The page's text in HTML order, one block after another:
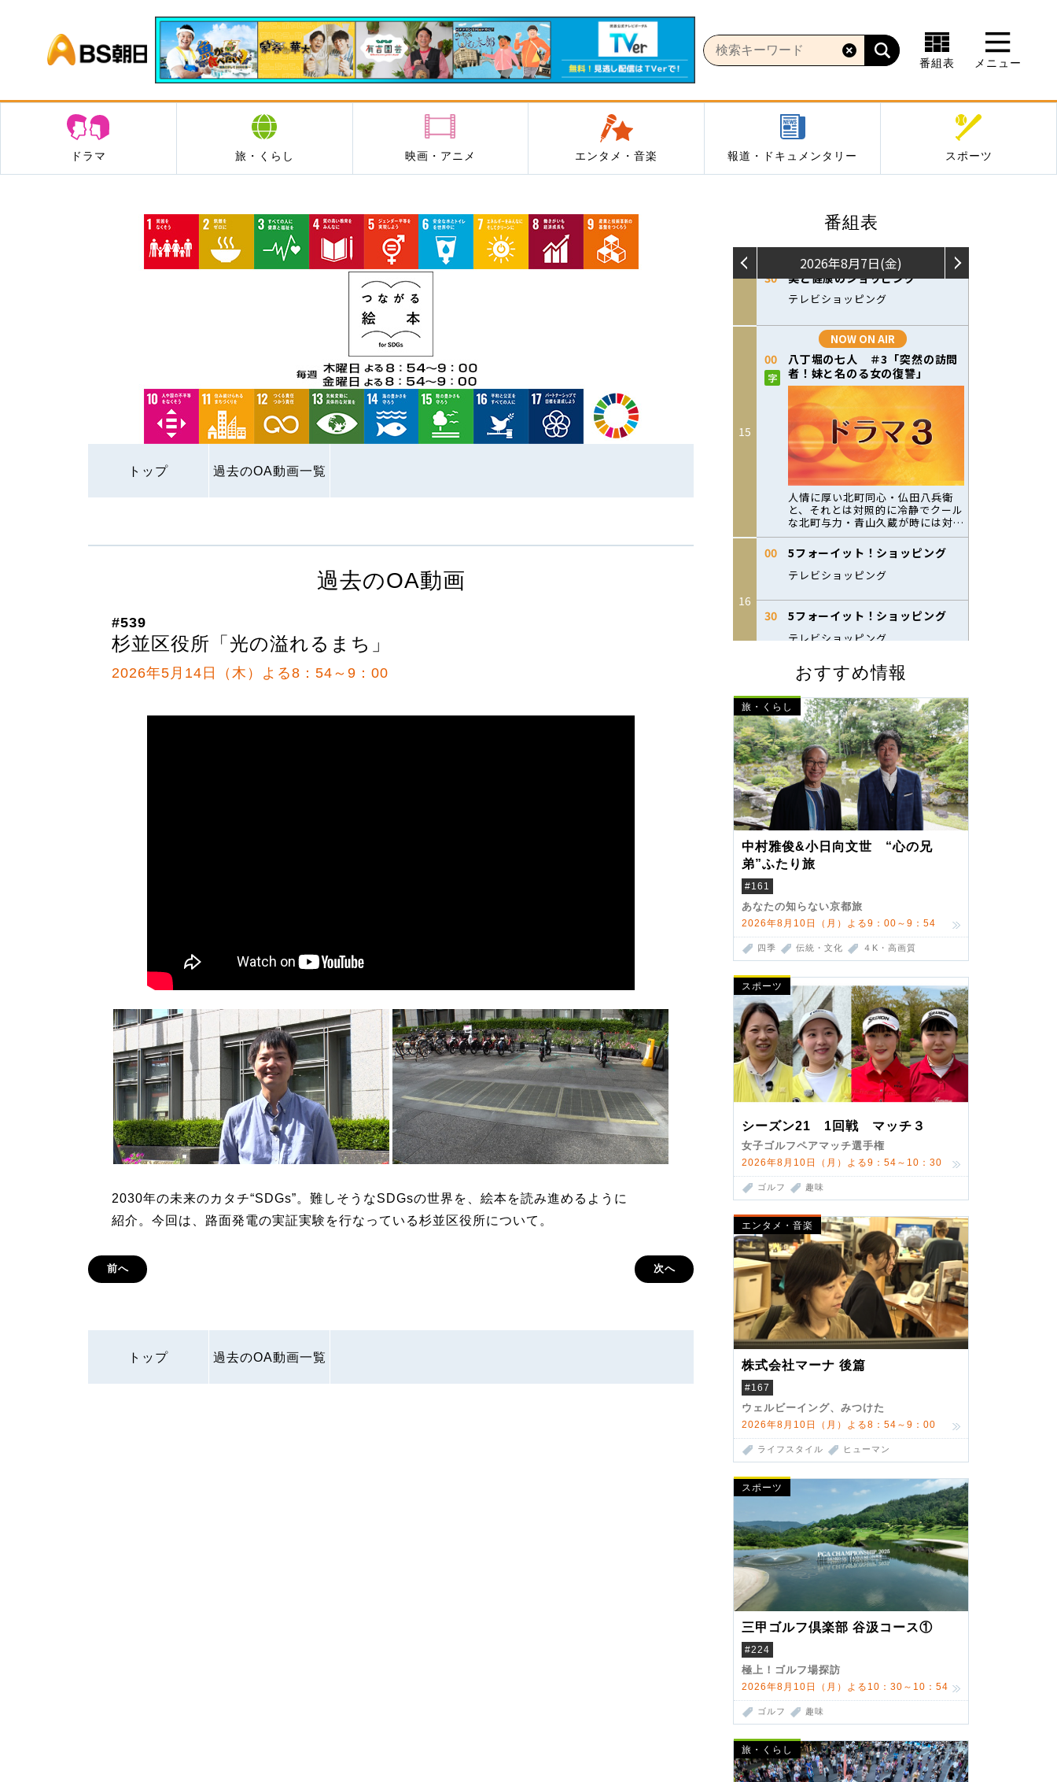
BS朝日
番組表 メニュー
ドラマ 旅・くらし 映画・アニメ エンタメ・音楽 報道・ドキュメンタリー スポーツ
トップ 過去のOA動画一覧
番組表
おすすめ情報
旅・くらし
中村雅俊&小日向文世 “心の兄
弟”ふたり旅
#161
あなたの知らない京都旅
2026年8月10日（月）よる9：00～9：54
四季 伝統・文化 ４K・高画質
スポーツ
シーズン21 1回戦 マッチ３
女子ゴルフペアマッチ選手権
2026年8月10日（月）よる9：54～10：30
ゴルフ 趣味
エンタメ・音楽
株式会社マーナ 後篇
#167
ウェルビーイング、みつけた
2026年8月10日（月）よる8：54～9：00
ライフスタイル ヒューマン
スポーツ
三甲ゴルフ倶楽部 谷汲コース①
#224
極上！ゴルフ場探訪
2026年8月10日（月）よる10：30～10：54
ゴルフ 趣味
旅・くらし
過去のOA動画
#539
杉並区役所「光の溢れるまち」
2026年5月14日（木）よる8：54～9：00
2030年の未来のカタチ“SDGs”。難しそうなSDGsの世界を、絵本を読み進めるように
紹介。今回は、路面発電の実証実験を行なっている杉並区役所について。
前へ 次へ
トップ 過去のOA動画一覧